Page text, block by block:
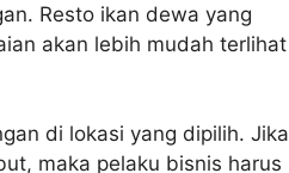
Resto ikan dewa yang
akan lebih mudah terlihat
di lokasi yang dipilih. Jika
maka pelaku bisnis harus